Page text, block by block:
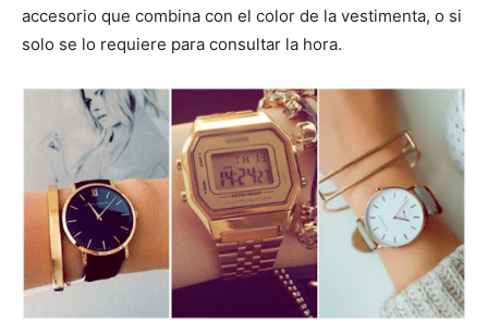
accesorio que combina con el color de la vestimenta, o si
solo se lo requiere para consultar la hora.